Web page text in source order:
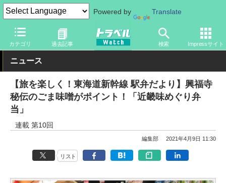
Powered by Translate
カテゴリ 過去記事 検索 Impressサイト
トラベル Watch 企業・政府・官庁 鉄道 JR
ニュース
【旅を楽しく！東海道新幹線 駅弁だより】興福寺
秘伝のごま味噌がポイント！「近畿味めぐり弁
当」
連載 第10回
編集部 2021年4月9日 11:30
リスト